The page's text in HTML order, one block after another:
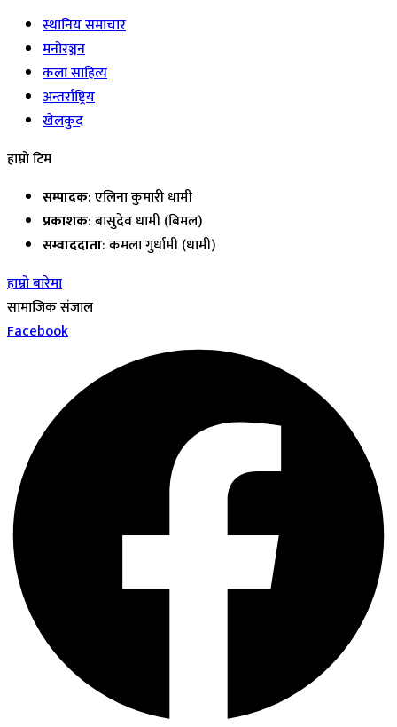
स्थानिय समाचार
मनोरञ्जन
कला साहित्य
अन्तर्राष्ट्रिय
खेलकुद
हाम्रो टिम
सम्पादक: एलिना कुमारी धामी
प्रकाशक: बासुदेव धामी (बिमल)
सम्वाददाता: कमला गुर्धामी (धामी)
हाम्रो बारेमा
सामाजिक संजाल
Facebook